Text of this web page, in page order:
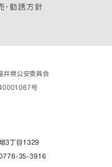
・勧誘方針
井県公安委員会
号
３丁目1329
35-3916